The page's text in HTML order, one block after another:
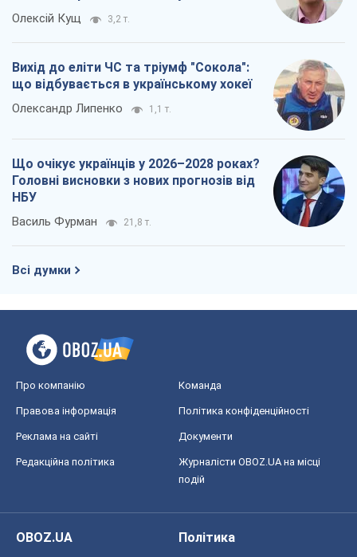
Олексій Кущ 3,2 т.
Вихід до еліти ЧС та тріумф "Сокола":
що відбувається в українському хокеї
Олександр Липенко 1,1 т.
Що очікує українців у 2026–2028 роках?
Головні висновки з нових прогнозів від
НБУ
Василь Фурман 21,8 т.
Всі думки
Про компанію Команда
Правова інформація Політика конфіденційності
Реклама на сайті Документи
Редакційна політика
Журналісти OBOZ.UA на місці
подій
OBOZ.UA
Політика